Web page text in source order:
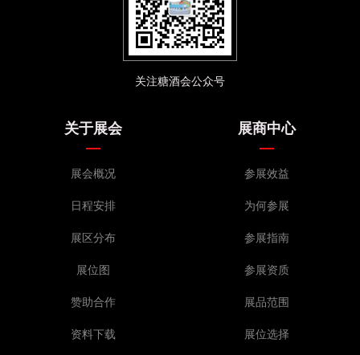
关注糖酒会公众号
关于展会
展会概况
日程安排
展区分布
展位图
赞助合作
资料下载
展商中心
参展效益
为何参展
参展指南
参展资质
展品范围
展位选择